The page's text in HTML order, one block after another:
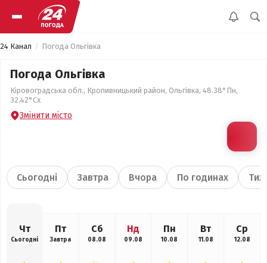
24 Канал Погода Ольгівка
Погода Ольгівка
Кіровоградська обл., Кропивницький район, Ольгівка, 48.38°Пн,
32.42°Сх
Змінити місто
Сьогодні Завтра Вчора По годинах
Чт
Сьогодні
Пт
Завтра
Сб
08.08
Нд
09.08
Пн
10.08
Вт
11.08
Ср
12.08